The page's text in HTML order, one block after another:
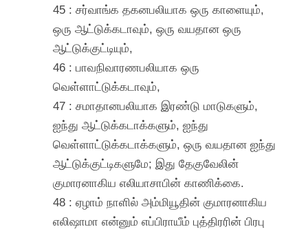
45 : சர்வாங்க தகனபலியாக ஒரு காளையும்,
ஒரு ஆட்டுக்கடாவும், ஒரு வயதான ஒரு
ஆட்டுக்குட்டியும்,
46 : பாவநிவாரணபலியாக ஒரு
வெள்ளாட்டுக்கடாவும்,
47 : சமாதானபலியாக இரண்டு மாடுகளும்,
ஐந்து ஆட்டுக்கடாக்களும், ஐந்து
வெள்ளாட்டுக்கடாக்களும், ஒரு வயதான ஐந்து
ஆட்டுக்குட்டிகளுமே; இது தேகுவேலின்
குமாரனாகிய எலியாசாபின் காணிக்கை.
48 : ஏழாம் நாளில் அம்மியூதின் குமாரனாகிய
எலிஷாமா என்னும் எப்பிராயீம் புத்திரரின் பிரபு